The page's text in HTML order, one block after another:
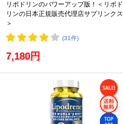
ファーマシューティカル）
リポドリンのパワーアップ版！＜リポド
リンの日本正規販売代理店サプリンクス
＞
(31件)
7,180円